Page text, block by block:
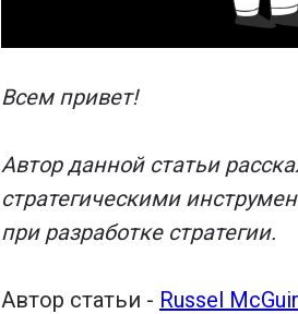
Всем привет!
Автор данной статьи
стратегическими
при разработке стратегии.
Автор статьи - Russel